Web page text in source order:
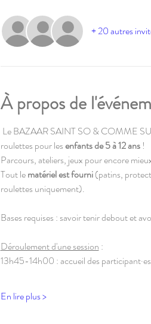
+ 20 autres
À propos de
Le BAZAAR SAINT SO & COMME
roulettes pour les enfants de 5 à 12 ans !
Parcours, ateliers, jeux pour encore
Tout le matériel est fourni (patins,
roulettes uniquement).
Bases requises : savoir tenir debout et
Déroulement d'une session :
13h45-14h00 : accueil des
En lire plus >